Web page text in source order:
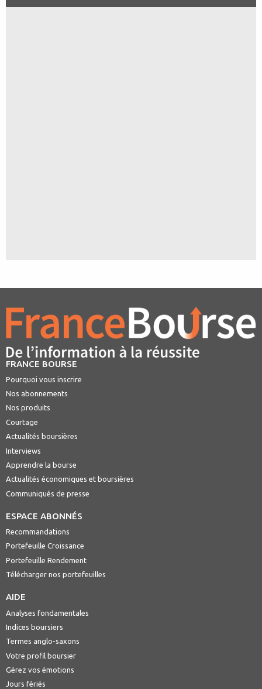
FRANCE BOURSE
Pourquoi vous inscrire
Nos abonnements
Nos produits
Courtage
Actualités boursières
Interviews
Apprendre la bourse
Actualités économiques et boursières
Communiqués de presse
ESPACE ABONNÉS
Recommandations
Portefeuille Croissance
Portefeuille Rendement
Télécharger nos portefeuilles
AIDE
Analyses fondamentales
Indices boursiers
Termes anglo-saxons
Votre profil boursier
Gérez vos émotions
Jours fériés